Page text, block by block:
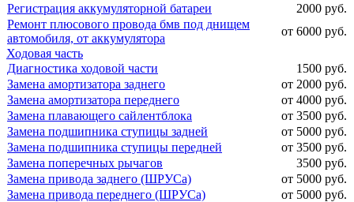
Регистрация аккумуляторной батареи
2000 руб.
Ремонт плюсового провода бмв под днищем
автомобиля, от аккумулятора
от 6000 руб.
Ходовая часть
Диагностика ходовой части
1500 руб.
Замена амортизатора заднего
от 2000 руб.
Замена амортизатора переднего
от 4000 руб.
Замена плавающего сайлентблока
от 3500 руб.
Замена подшипника ступицы задней
от 5000 руб.
Замена подшипника ступицы передней
от 3500 руб.
Замена поперечных рычагов
3500 руб.
Замена привода заднего (ШРУСа)
от 5000 руб.
Замена привода переднего (ШРУСа)
от 5000 руб.